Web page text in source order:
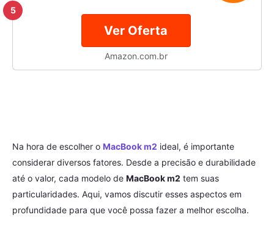
5
GPU de 19 núcleos) Tela
Liquid Retina XDR de 16
Ver Oferta
Amazon.com.br
Na hora de escolher o MacBook m2 ideal, é importante
considerar diversos fatores. Desde a precisão e durabilidade
até o valor, cada modelo de MacBook m2 tem suas
particularidades. Aqui, vamos discutir esses aspectos em
profundidade para que você possa fazer a melhor escolha.